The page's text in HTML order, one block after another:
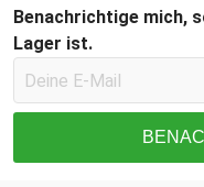
Benachrichtige mich,
Lager ist.